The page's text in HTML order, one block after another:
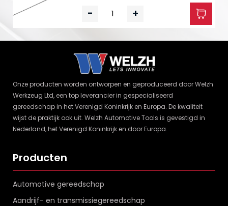
- +
Onze producten worden ontworpen en geproduceerd door Welzh
Werkzeug Ltd, een top leverancier in gespecialiseerd
gereedschap in het Verenigd Koninkrijk en Europa. De kwaliteit
wijst de praktijk ook uit. Welzh Automotive Tools is gevestigd in
Nederland, het Verenigd Koninkrijk en door Europa.
Producten
Automotive gereedschap
Aandrijf- en transmissiegereedschap